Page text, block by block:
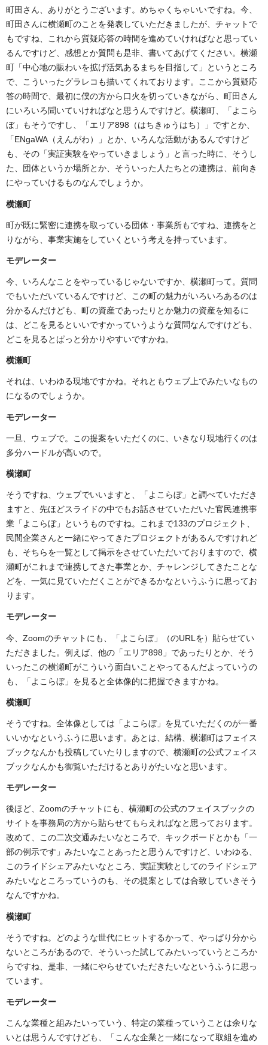
町田さん、ありがとうございます。めちゃくちゃいいですね。今、
町田さんに横瀬町のことを発表していただきましたが、チャットで
もですね、これから質疑応答の時間を進めていければなと思ってい
るんですけど、感想とか質問も是非、書いてあげてください。横瀬
町「中心地の賑わいを拡げ活気あるまちを目指して」というところ
で、こういったグラレコも描いてくれております。ここから質疑応
答の時間で、最初に僕の方から口火を切っていきながら、町田さん
にいろいろ聞いていければなと思うんですけど。横瀬町、「よこら
ぼ」もそうですし、「エリア898（はちきゅうはち）」ですとか、
「ENgaWA（えんがわ）」とか、いろんな活動があるんですけど
も、その「実証実験をやっていきましょう」と言った時に、そうし
た、団体というか場所とか、そういった人たちとの連携は、前向き
にやっていけるものなんでしょうか。
横瀬町
町が既に緊密に連携を取っている団体・事業所もですね、連携をと
りながら、事業実施をしていくという考えを持っています。
モデレーター
今、いろんなことをやっているじゃないですか、横瀬町って。質問
でもいただいているんですけど、この町の魅力がいろいろあるのは
分かるんだけども、町の資産であったりとか魅力の資産を知るに
は、どこを見るといいですかっていうような質問なんですけども、
どこを見るとぱっと分かりやすいですかね。
横瀬町
それは、いわゆる現地ですかね。それともウェブ上でみたいなもの
になるのでしょうか。
モデレーター
一旦、ウェブで。この提案をいただくのに、いきなり現地行くのは
多分ハードルが高いので。
横瀬町
そうですね、ウェブでいいますと、「よこらぼ」と調べていただき
ますと、先ほどスライドの中でもお話させていただいた官民連携事
業「よこらぼ」というものですね。これまで133のプロジェクト、
民間企業さんと一緒にやってきたプロジェクトがあるんですけれど
も、そちらを一覧として掲示をさせていただいておりますので、横
瀬町がこれまで連携してきた事業とか、チャレンジしてきたことな
どを、一気に見ていただくことができるかなというふうに思ってお
ります。
モデレーター
今、Zoomのチャットにも、「よこらぼ」（のURLを）貼らせてい
ただきました。例えば、他の「エリア898」であったりとか、そう
いったこの横瀬町がこういう面白いことやってるんだよっていうの
も、「よこらぼ」を見ると全体像的に把握できますかね。
横瀬町
そうですね。全体像としては「よこらぼ」を見ていただくのが一番
いいかなというふうに思います。あとは、結構、横瀬町はフェイス
ブックなんかも投稿していたりしますので、横瀬町の公式フェイス
ブックなんかも御覧いただけるとありがたいなと思います。
モデレーター
後ほど、Zoomのチャットにも、横瀬町の公式のフェイスブックの
サイトを事務局の方から貼らせてもらえればなと思っております。
改めて、この二次交通みたいなところで、キックボードとかも「一
部の例示です」みたいなことあったと思うんですけど、いわゆる、
このライドシェアみたいなところ、実証実験としてのライドシェア
みたいなところっていうのも、その提案としては合致していきそう
なんですかね。
横瀬町
そうですね。どのような世代にヒットするかって、やっぱり分から
ないところがあるので、そういった試してみたいっていうところか
らですね、是非、一緒にやらせていただきたいなというふうに思っ
ています。
モデレーター
こんな業種と組みたいっていう、特定の業種っていうことは余りな
いとは思うんですけども、「こんな企業と一緒になって取組を進め